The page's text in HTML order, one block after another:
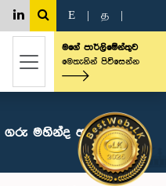
E த
මගේ පාර්ලිමේන්තුව
මෙතැනින් පිවිසෙන්න
ගරු මහින්ද අමරවීර